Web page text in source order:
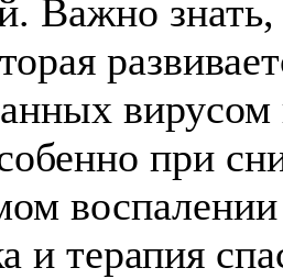
Важно знать,
вирусом
при
и терапия